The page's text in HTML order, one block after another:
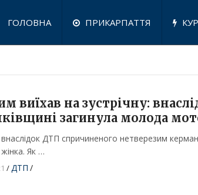
ГОЛОВНА ПРИКАРПАТТЯ
виїхав на зустрічну:
загинула молода
ДТП спричиненого нетверезим
Як …
/ДТП /